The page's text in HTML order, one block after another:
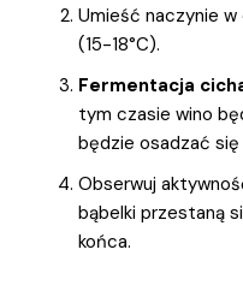
Umieść naczynie w
(15-18°C).
Fermentacja
tym czasie wino
będzie osadzać się
Obserwuj
bąbelki przestaną
końca.